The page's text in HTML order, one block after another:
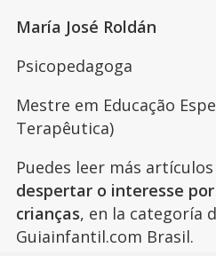
María José Roldán
Psicopedagoga
Mestre em Educação
Terapêutica)
Puedes leer más
despertar o interesse
crianças, en la categoría
Guiainfantil.com Brasil.